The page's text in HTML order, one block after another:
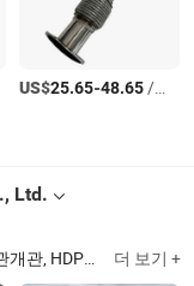
US$25.65-48.65/상품
Ltd.
철 스트립 보강 PE 관, Mpp 전력 케이블 보호관 더 보기 +